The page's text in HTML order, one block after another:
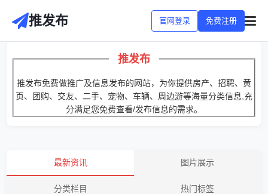
推发布 官网登录 免费注册
推发布
推发布免费做推广及信息发布的网站，为你提供房产、招聘、黄
页、团购、交友、二手、宠物、车辆、周边游等海量分类信息,充
分满足您免费查看/发布信息的需求。
最新资讯 图片展示
分类栏目 热门标签